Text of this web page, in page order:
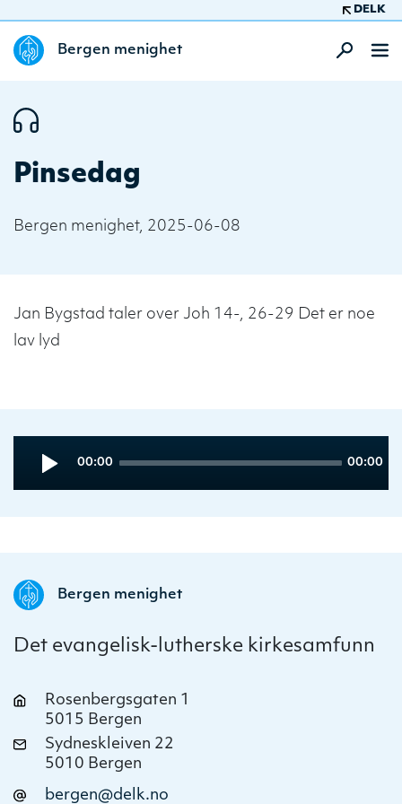
DELK
Bergen menighet
Pinsedag
Bergen menighet, 2025-06-08
Jan Bygstad taler over Joh 14-, 26-29 Det er noe
lav lyd
Player
Current
00:00
Total
00:00
Bergen menighet
Det evangelisk-lutherske kirkesamfunn
Rosenbergsgaten 1
5015 Bergen
Sydneskleiven 22
5010 Bergen
bergen@delk.no